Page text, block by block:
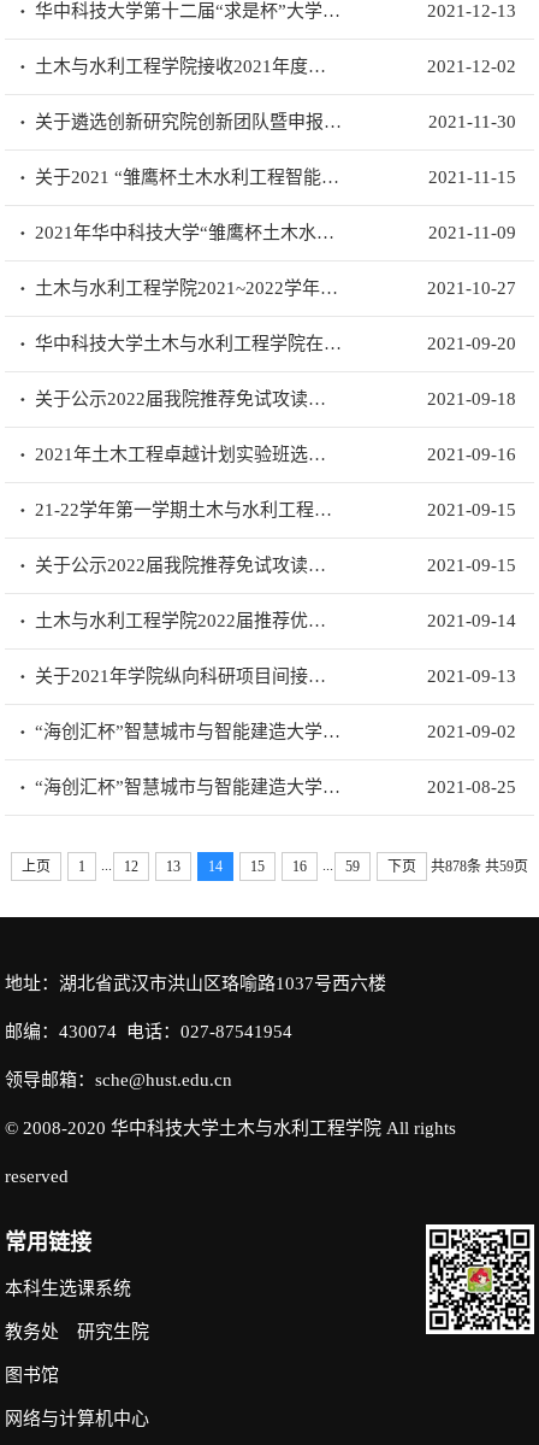
华中科技大学第十二届“求是杯”大学生创业竞赛报名开始啦 2021-12-13
土木与水利工程学院接收2021年度普通全日制本科生申请转入我院工作方案 2021-12-02
关于遴选创新研究院创新团队暨申报2022年度“学科交叉博士生计划”入库项目的通知 2021-11-30
关于2021 “雏鹰杯土木水利工程智能化建造创新竞赛” 获奖名单的公示 2021-11-15
2021年华中科技大学“雏鹰杯土木水利工程智能化建造创新竞赛”决赛通知 2021-11-09
土木与水利工程学院2021~2022学年第一学期考试安排 （一） 2021-10-27
华中科技大学土木与水利工程学院在“海创汇杯”智慧城市与智能建造大学生创新创业竞... 2021-09-20
关于公示2022届我院推荐免试攻读研究生奖励加分、综合成绩及拟推荐名单的通知 2021-09-18
2021年土木工程卓越计划实验班选拔考核实施方案 2021-09-16
21-22学年第一学期土木与水利工程学院补考安排 2021-09-15
关于公示2022届我院推荐免试攻读研究生加权平均成绩的通知 2021-09-15
土木与水利工程学院2022届推荐优秀本科毕业生免试攻读研究生工作实施办法 2021-09-14
关于2021年学院纵向科研项目间接费绩效提取发放的通知 2021-09-13
“海创汇杯”智慧城市与智能建造大学生创新创业竞赛 （5号通知） 2021-09-02
“海创汇杯”智慧城市与智能建造大学生创新创业竞赛（4号通知） 2021-08-25
上页 1 12 13 14 15 16 59 下页 共878条 共59页
地址：湖北省武汉市洪山区珞喻路1037号西六楼
邮编：430074 电话：027-87541954
领导邮箱：sche@hust.edu.cn
© 2008-2020 华中科技大学土木与水利工程学院 All rights
reserved
常用链接
本科生选课系统
教务处 研究生院
图书馆
网络与计算机中心